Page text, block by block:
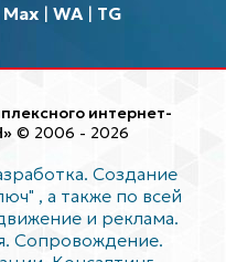
| WA| TG
интернет-
© 2006 - 2026
Создание
, а также по всей
и реклама.
Сопровождение.